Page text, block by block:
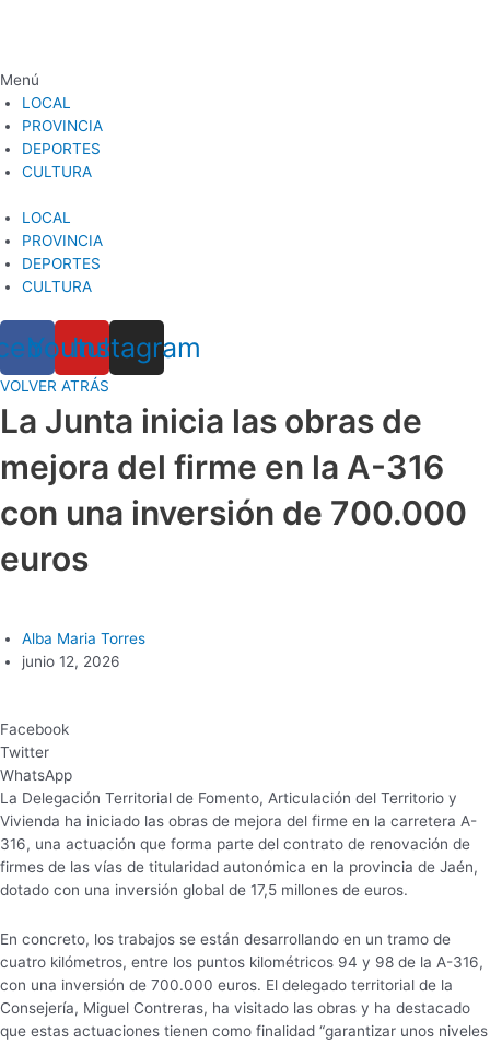
Menú
LOCAL
PROVINCIA
DEPORTES
CULTURA
LOCAL
PROVINCIA
DEPORTES
CULTURA
Youtube
Instagram
VOLVER ATRÁS
La Junta inicia las obras de
mejora del firme en la A-316
con una inversión de 700.000
euros
Alba Maria Torres
junio 12, 2026
Facebook
Twitter
WhatsApp
La Delegación Territorial de Fomento, Articulación del Territorio y
Vivienda ha iniciado las obras de mejora del firme en la carretera A-
316, una actuación que forma parte del contrato de renovación de
firmes de las vías de titularidad autonómica en la provincia de Jaén,
dotado con una inversión global de 17,5 millones de euros.
En concreto, los trabajos se están desarrollando en un tramo de
cuatro kilómetros, entre los puntos kilométricos 94 y 98 de la A-316,
con una inversión de 700.000 euros. El delegado territorial de la
Consejería, Miguel Contreras, ha visitado las obras y ha destacado
que estas actuaciones tienen como finalidad “garantizar unos niveles